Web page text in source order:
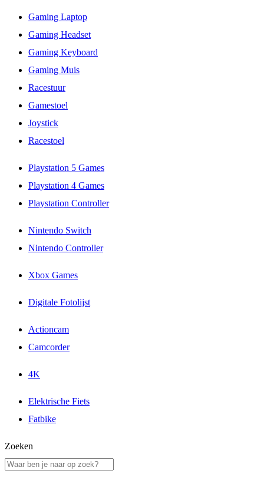
Gaming Laptop
Gaming Headset
Gaming Keyboard
Gaming Muis
Racestuur
Gamestoel
Joystick
Racestoel
Playstation 5 Games
Playstation 4 Games
Playstation Controller
Nintendo Switch
Nintendo Controller
Xbox Games
Digitale Fotolijst
Actioncam
Camcorder
4K
Elektrische Fiets
Fatbike
Zoeken